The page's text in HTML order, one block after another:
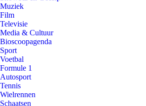
Muziek
Film
Televisie
Media & Cultuur
Bioscoopagenda
Sport
Voetbal
Formule 1
Autosport
Tennis
Wielrennen
Schaatsen